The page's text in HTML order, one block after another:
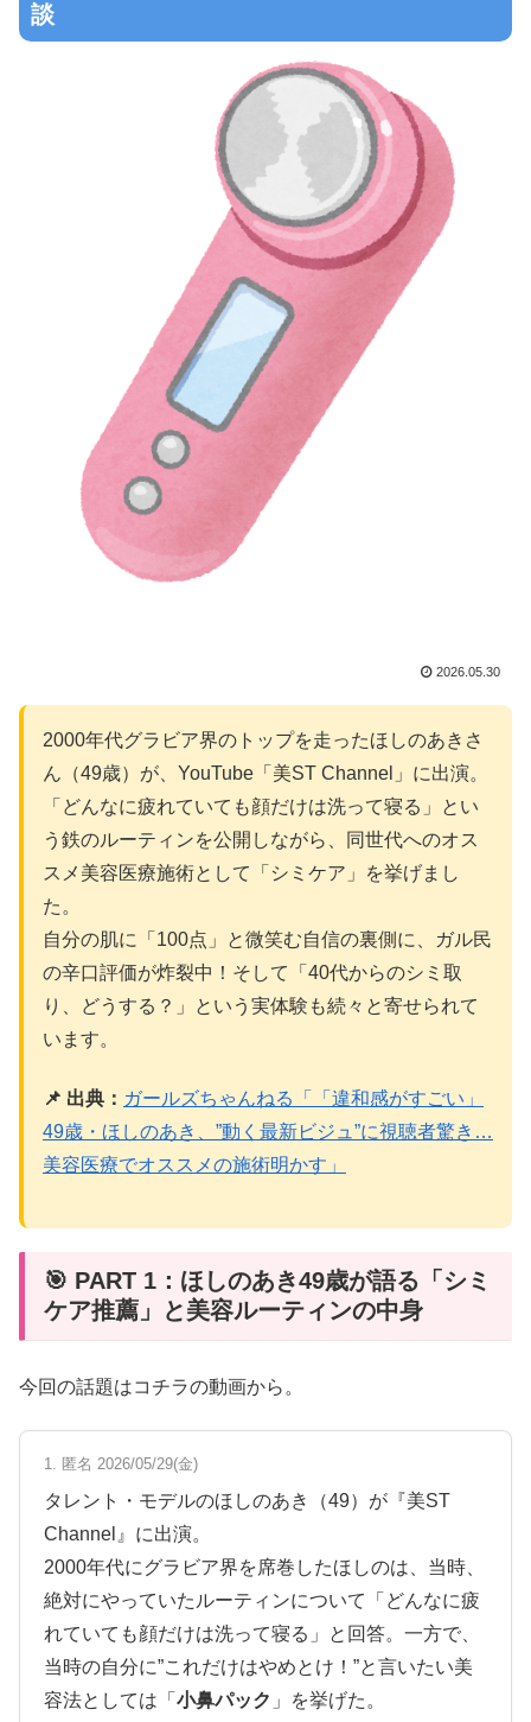
談
2026.05.30
2000年代グラビア界のトップを走ったほしのあきさ
ん（49歳）が、YouTube「美ST Channel」に出演。
「どんなに疲れていても顔だけは洗って寝る」とい
う鉄のルーティンを公開しながら、同世代へのオス
スメ美容医療施術として「シミケア」を挙げまし
た。
自分の肌に「100点」と微笑む自信の裏側に、ガル民
の辛口評価が炸裂中！そして「40代からのシミ取
り、どうする？」という実体験も続々と寄せられて
います。
📌 出典： ガールズちゃんねる「「違和感がすごい」
49歳・ほしのあき、”動く最新ビジュ”に視聴者驚き…
美容医療でオススメの施術明かす」
🎯 PART 1：ほしのあき49歳が語る「シミ
ケア推薦」と美容ルーティンの中身
今回の話題はコチラの動画から。
1. 匿名 2026/05/29(金)
タレント・モデルのほしのあき（49）が『美ST
Channel』に出演。
2000年代にグラビア界を席巻したほしのは、当時、
絶対にやっていたルーティンについて「どんなに疲
れていても顔だけは洗って寝る」と回答。一方で、
当時の自分に”これだけはやめとけ！”と言いたい美
容法としては「 小鼻パック 」を挙げた。